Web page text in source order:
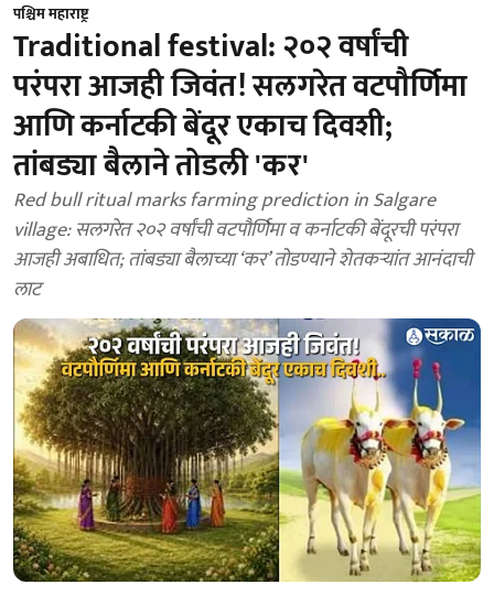
पश्चिम महाराष्ट्र
Traditional festival: २०२ वर्षांची
परंपरा आजही जिवंत! सलगरेत वटपौर्णिमा
आणि कर्नाटकी बेंदूर एकाच दिवशी;
तांबड्या बैलाने तोडली 'कर'
Red bull ritual marks farming prediction in Salgare
village: सलगरेत २०२ वर्षांची वटपौर्णिमा व कर्नाटकी बेंदूरची परंपरा
आजही अबाधित; तांबड्या बैलाच्या ‘कर’ तोडण्याने शेतकऱ्यांत आनंदाची
लाट